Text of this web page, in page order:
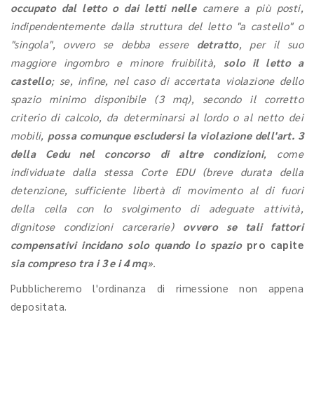
occupato dal letto o dai letti nellecamere a più posti,
indipendentemente dalla struttura del letto "a castello" o
"singola", ovvero se debba essere detratto, per il suo
maggiore ingombro e minore fruibilità, solo il letto a
castello; se, infine, nel caso di accertata violazione dello
spazio minimo disponibile (3 mq), secondo il corretto
criterio di calcolo, da determinarsi al lordo o al netto dei
mobili, possa comunque escludersi la violazione dell'art. 3
della Cedu nel concorso di altre condizioni, come
individuate dalla stessa Corte EDU (breve durata della
detenzione, sufficiente libertà di movimento al di fuori
della cella con lo svolgimento di adeguate attività,
dignitose condizioni carcerarie) ovvero se tali fattori
compensativi incidano solo quando lo spazio pro capite
sia compreso tra i 3 e i 4 mq».
Pubblicheremo l'ordinanza di rimessione non appena
depositata.